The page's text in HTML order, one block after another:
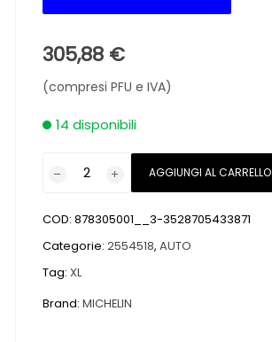
305,88 €
(compresi PFU e IVA)
14 disponibili
X-
ICE
SNOW
XL
AGGIUNGI AL CARRELLO
COD:878305001__3-3528705433871
Categorie:2554518,AUTO
Tag:XL
Brand:MICHELIN